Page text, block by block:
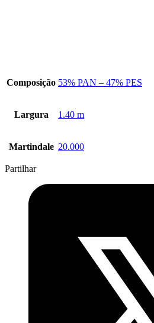
Composição 53% PAN – 47% PES
Largura 1.40 m
Martindale 20.000
Partilhar